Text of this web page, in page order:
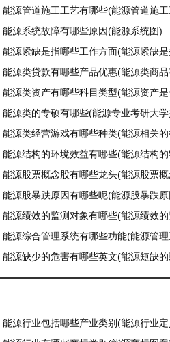
能源管道施工工艺有哪些(能源管道施
能源系统故障有哪些原因(能源系统图)
能源紧缺是指哪些工作方面(能源紧缺
能源类贷款有哪些产品优惠(能源类商
能源类资产有哪些科目类型(能源资产
能源类的专硕有哪些(能源专业考研大
能源类经营游戏有哪些种类(能源相关
能源结构的环境效益有哪些(能源结构
能源股票概念股有哪些龙头(能源股票
能源股暴跌原因有哪些呢(能源股暴跌
能源绩效的监测对象有哪些(能源绩效
能源综合管理系统有哪些功能(能源管
能源缺少的危害有哪些英文(能源短缺
能源行业包括哪些产业类别(能源行业